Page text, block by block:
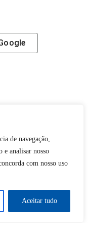
de navegação,
e analisar nosso
com nosso uso
Aceitar tudo
: 0